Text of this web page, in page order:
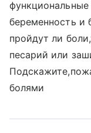
беременность и
пройдут ли
песарий или
болями